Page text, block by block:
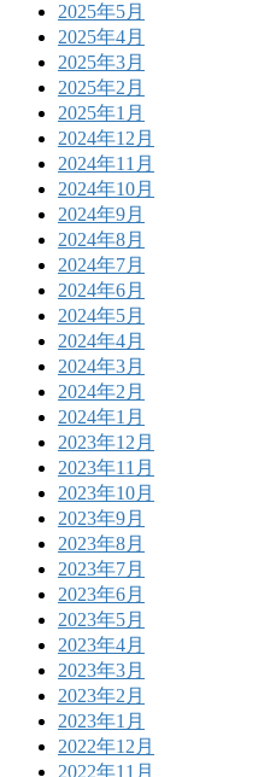
2025年5月
2025年4月
2025年3月
2025年2月
2025年1月
2024年12月
2024年11月
2024年10月
2024年9月
2024年8月
2024年7月
2024年6月
2024年5月
2024年4月
2024年3月
2024年2月
2024年1月
2023年12月
2023年11月
2023年10月
2023年9月
2023年8月
2023年7月
2023年6月
2023年5月
2023年4月
2023年3月
2023年2月
2023年1月
2022年12月
2022年11月